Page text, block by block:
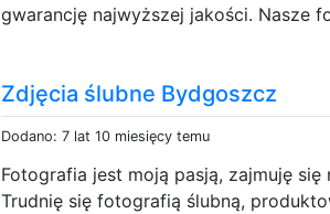
gwarancję najwyższej jakości. Nasze
Zdjęcia ślubne Bydgoszcz
Dodano: 7 lat 10 miesięcy temu
Fotografia jest moją pasją, zajmuję się
Trudnię się fotografią ślubną,